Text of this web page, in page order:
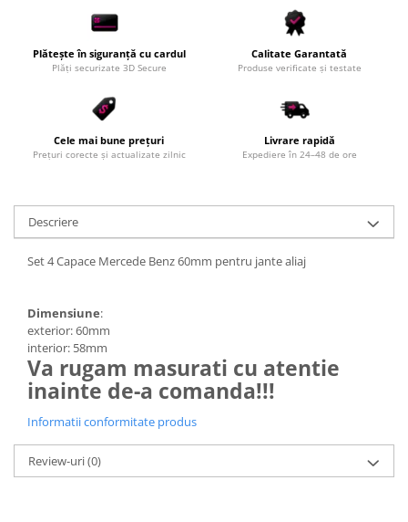
Plătește în siguranță cu cardul
Plăți securizate 3D Secure
Calitate Garantată
Produse verificate și testate
Cele mai bune prețuri
Prețuri corecte și actualizate zilnic
Livrare rapidă
Expediere în 24–48 de ore
Descriere
Set 4 Capace Mercede Benz 60mm pentru jante aliaj
Dimensiune:
exterior: 60mm
interior: 58mm
Va rugam masurati cu atentie
inainte de-a comanda!!!
Informatii conformitate produs
Review-uri(0)